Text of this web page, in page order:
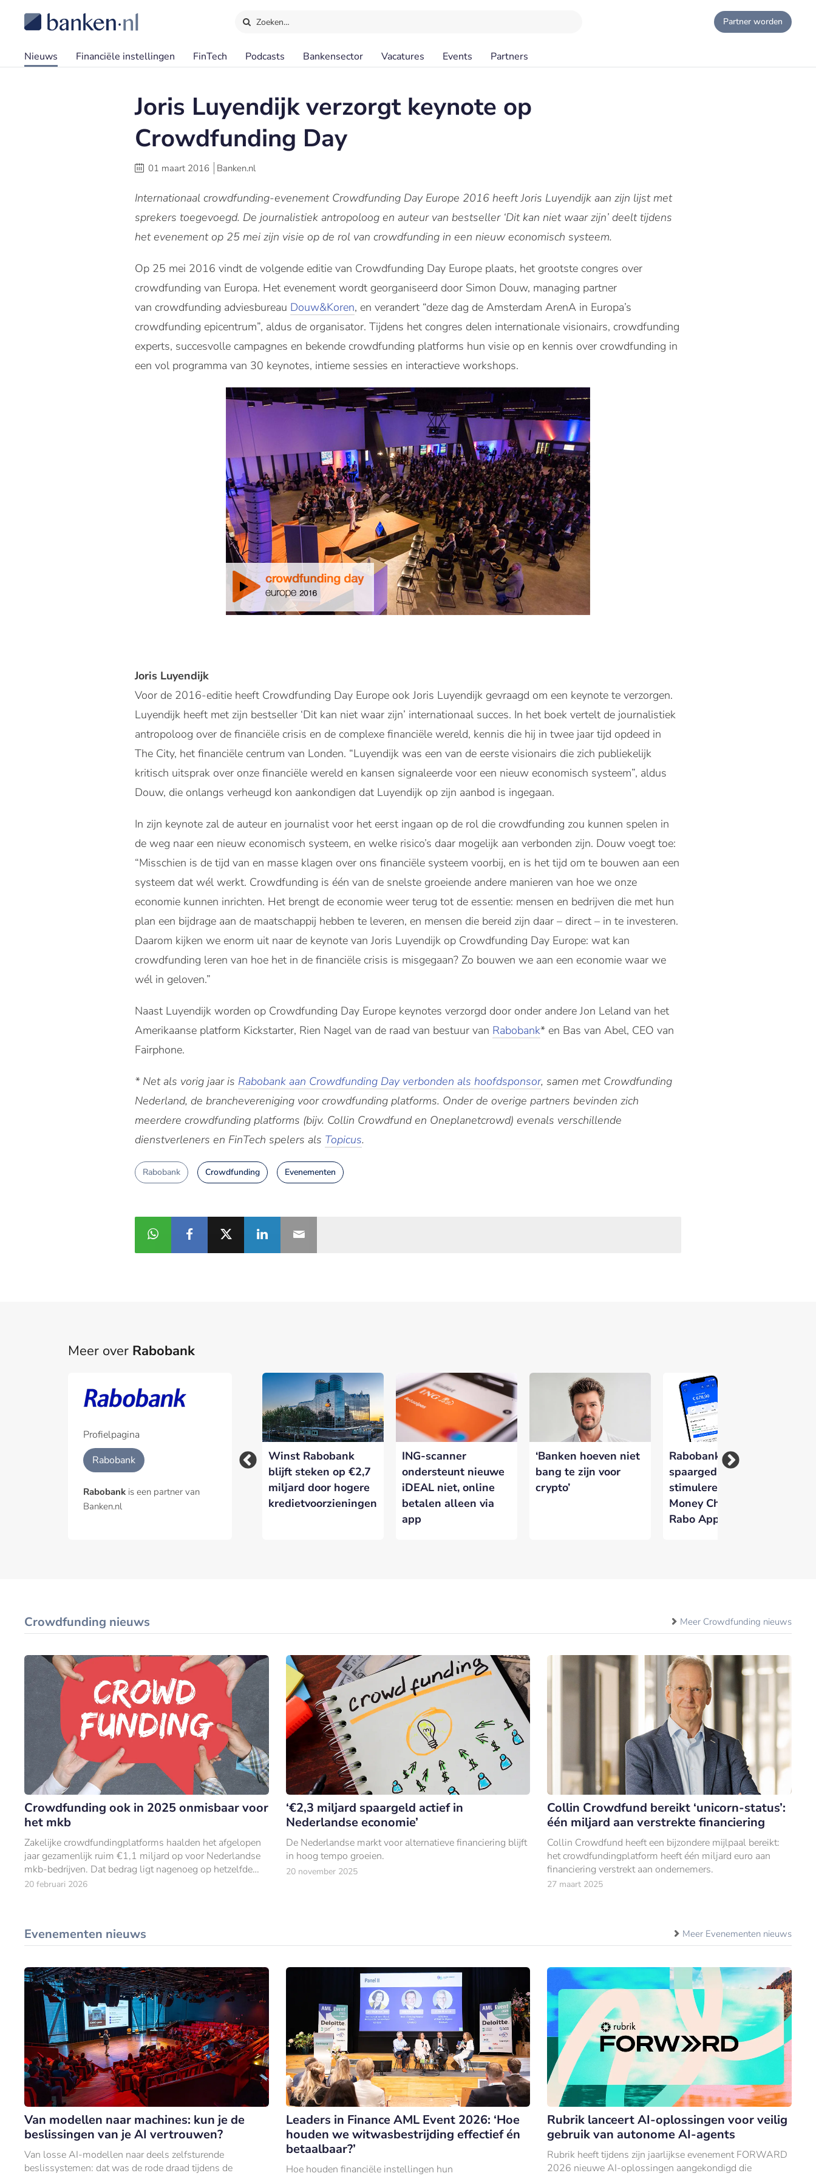
Zoeken… Partner worden
Nieuws Financiële instellingen FinTech Podcasts Bankensector Vacatures Events Partners
Joris Luyendijk verzorgt keynote op
Crowdfunding Day
01 maart 2016 Banken.nl
Internationaal crowdfunding-evenement Crowdfunding Day Europe 2016 heeft Joris Luyendijk aan zijn lijst met
sprekers toegevoegd. De journalistiek antropoloog en auteur van bestseller ‘Dit kan niet waar zijn’ deelt tijdens
het evenement op 25 mei zijn visie op de rol van crowdfunding in een nieuw economisch systeem.
Op 25 mei 2016 vindt de volgende editie van Crowdfunding Day Europe plaats, het grootste congres over
crowdfunding van Europa. Het evenement wordt georganiseerd door Simon Douw, managing partner
van crowdfunding adviesbureau Douw&Koren, en verandert “deze dag de Amsterdam ArenA in Europa’s
crowdfunding epicentrum”, aldus de organisator. Tijdens het congres delen internationale visionairs, crowdfunding
experts, succesvolle campagnes en bekende crowdfunding platforms hun visie op en kennis over crowdfunding in
een vol programma van 30 keynotes, intieme sessies en interactieve workshops.
Joris Luyendijk
Voor de 2016-editie heeft Crowdfunding Day Europe ook Joris Luyendijk gevraagd om een keynote te verzorgen.
Luyendijk heeft met zijn bestseller ‘Dit kan niet waar zijn’ internationaal succes. In het boek vertelt de journalistiek
antropoloog over de financiële crisis en de complexe financiële wereld, kennis die hij in twee jaar tijd opdeed in
The City, het financiële centrum van Londen. “Luyendijk was een van de eerste visionairs die zich publiekelijk
kritisch uitsprak over onze financiële wereld en kansen signaleerde voor een nieuw economisch systeem”, aldus
Douw, die onlangs verheugd kon aankondigen dat Luyendijk op zijn aanbod is ingegaan.
In zijn keynote zal de auteur en journalist voor het eerst ingaan op de rol die crowdfunding zou kunnen spelen in
de weg naar een nieuw economisch systeem, en welke risico’s daar mogelijk aan verbonden zijn. Douw voegt toe:
“Misschien is de tijd van en masse klagen over ons financiële systeem voorbij, en is het tijd om te bouwen aan een
systeem dat wél werkt. Crowdfunding is één van de snelste groeiende andere manieren van hoe we onze
economie kunnen inrichten. Het brengt de economie weer terug tot de essentie: mensen en bedrijven die met hun
plan een bijdrage aan de maatschappij hebben te leveren, en mensen die bereid zijn daar – direct – in te investeren.
Daarom kijken we enorm uit naar de keynote van Joris Luyendijk op Crowdfunding Day Europe: wat kan
crowdfunding leren van hoe het in de financiële crisis is misgegaan? Zo bouwen we aan een economie waar we
wél in geloven.”
Naast Luyendijk worden op Crowdfunding Day Europe keynotes verzorgd door onder andereJon Leland van het
Amerikaanse platform Kickstarter, Rien Nagel van de raad van bestuur van Rabobank* en Bas van Abel, CEO van
Fairphone.
* Net als vorig jaar is Rabobank aan Crowdfunding Day verbonden als hoofdsponsor, samen met Crowdfunding
Nederland, de branchevereniging voor crowdfunding platforms. Onder de overige partners bevinden zich
meerdere crowdfunding platforms (bijv. Collin Crowdfund en Oneplanetcrowd) evenals verschillende
dienstverleners en FinTech spelers als Topicus.
Rabobank Crowdfunding Evenementen
Meer over Rabobank
Profielpagina
Rabobank
Rabobank is een partner van
Banken.nl
voedselzekerheid
financieringsvraagstuk
Rabobank versnelt
inzet van AI-agents
Hub
Winst Rabobank
blijft steken op €2,7
miljard door hogere
kredietvoorzieningen
ING-scanner
ondersteunt nieuwe
iDEAL niet, online
betalen alleen via
app
‘Banken hoeven niet
bang te zijn voor
crypto’
Rabobank wil
spaargedrag
stimuleren met
Money Challenges in
Rabo App
Crowdfunding nieuws Meer Crowdfunding nieuws
Crowdfunding ook in 2025 onmisbaar voor
het mkb
Zakelijke crowdfundingplatforms haalden het afgelopen
jaar gezamenlijk ruim €1,1 miljard op voor Nederlandse
mkb-bedrijven. Dat bedrag ligt nagenoeg op hetzelfde
niveau als in 2024.
20 februari 2026
‘€2,3 miljard spaargeld actief in
Nederlandse economie’
De Nederlandse markt voor alternatieve financiering blijft
in hoog tempo groeien.
20 november 2025
Collin Crowdfund bereikt ‘unicorn-status’:
één miljard aan verstrekte financiering
Collin Crowdfund heeft een bijzondere mijlpaal bereikt:
het crowdfundingplatform heeft één miljard euro aan
financiering verstrekt aan ondernemers.
27 maart 2025
Evenementen nieuws Meer Evenementen nieuws
Van modellen naar machines: kun je de
beslissingen van je AI vertrouwen?
Van losse AI-modellen naar deels zelfsturende
beslissystemen: dat was de rode draad tijdens de
Leaders in Finance AML Event 2026: ‘Hoe
houden we witwasbestrijding effectief én
betaalbaar?’
Hoe houden financiële instellingen hun
Rubrik lanceert AI-oplossingen voor veilig
gebruik van autonome AI-agents
Rubrik heeft tijdens zijn jaarlijkse evenement FORWARD
2026 nieuwe AI-oplossingen aangekondigd die